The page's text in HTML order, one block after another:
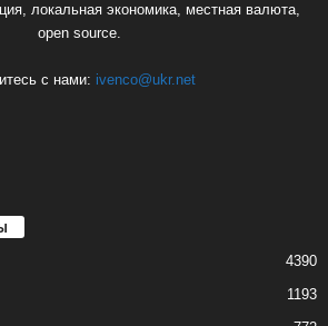
локальная экономика, местная валюта,
open source.
с нами: ivenco@ukr.net
4390
1193